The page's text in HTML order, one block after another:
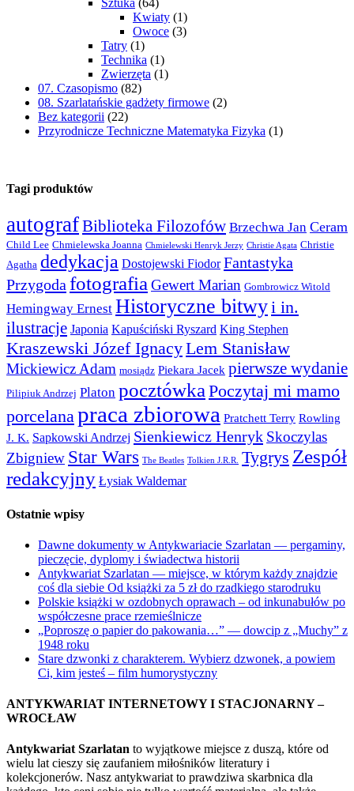
Kwiaty (1)
Owoce (3)
Tatry (1)
Technika (1)
Zwierzęta (1)
07. Czasopismo (82)
08. Szarlatańskie gadżety firmowe (2)
Bez kategorii (22)
Przyrodnicze Techniczne Matematyka Fizyka (1)
Tagi produktów
autografBiblioteka Filozofów Brzechwa Jan Ceram
Child Lee Chmielewska Joanna Chmielewski Henryk Jerzy Christie Agata Christie
Agatha dedykacja Dostojewski Fiodor Fantastyka
Przygoda fotografia Gewert Marian Gombrowicz Witold
Hemingway Ernest Historyczne bitwyi in.
ilustracje Japonia Kapuściński Ryszard King Stephen
Kraszewski Józef IgnacyLem Stanisław
Mickiewicz Adam mosiądz Piekara Jacek pierwsze wydanie
Pilipiuk Andrzej Platon pocztówka Poczytaj mi mamo
porcelanapraca zbiorowa Pratchett Terry Rowling
J. K. Sapkowski Andrzej Sienkiewicz Henryk Skoczylas
Zbigniew Star Wars The Beatles Tolkien J.R.R. Tygrys Zespół
redakcyjny Łysiak Waldemar
Ostatnie wpisy
Dawne dokumenty w Antykwariacie Szarlatan — pergaminy,
pieczęcie, dyplomy i świadectwa historii
Antykwariat Szarlatan — miejsce, w którym każdy znajdzie
coś dla siebie Od książki za 5 zł do rzadkiego starodruku
Polskie książki w ozdobnych oprawach – od inkunabułów po
współczesne prace rzemieślnicze
„Poproszę o papier do pakowania…” — dowcip z „Muchy” z
1948 roku
Stare dzwonki z charakterem. Wybierz dzwonek, a powiem
Ci, kim jesteś – film humorystyczny
ANTYKWARIAT INTERNETOWY I STACJONARNY –
WROCŁAW
Antykwariat Szarlatan to wyjątkowe miejsce z duszą, które od
wielu lat cieszy się zaufaniem miłośników literatury i
kolekcjonerów. Nasz antykwariat to prawdziwa skarbnica dla